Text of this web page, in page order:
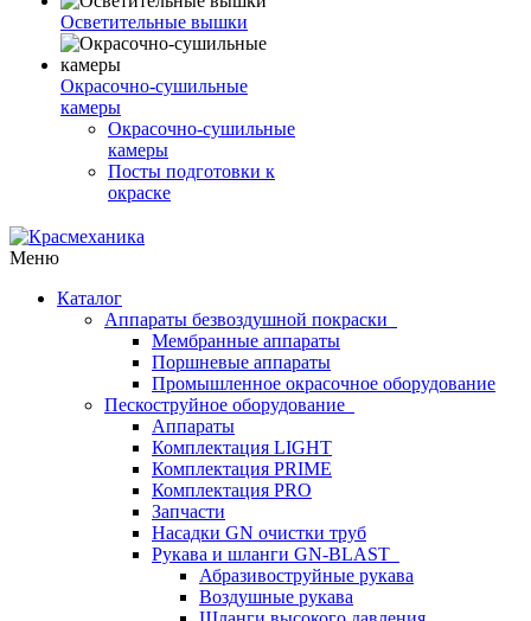
Осветительные вышки
Окрасочно-сушильные
камеры
Окрасочно-сушильные
камеры
Посты подготовки к
окраске
Меню
Каталог
Аппараты безвоздушной покраски
Мембранные аппараты
Поршневые аппараты
Промышленное окрасочное оборудование
Пескоструйное оборудование
Аппараты
Комплектация LIGHT
Комплектация PRIME
Комплектация PRO
Запчасти
Насадки GN очистки труб
Рукава и шланги GN-BLAST
Абразивоструйные рукава
Воздушные рукава